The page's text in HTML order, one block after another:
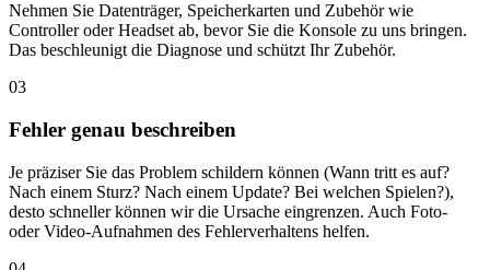
Nehmen Sie Datenträger, Speicherkarten und Zubehör wie
Controller oder Headset ab, bevor Sie die Konsole zu uns bringen.
Das beschleunigt die Diagnose und schützt Ihr Zubehör.
03
Fehler genau beschreiben
Je präziser Sie das Problem schildern können (Wann tritt es auf?
Nach einem Sturz? Nach einem Update? Bei welchen Spielen?),
desto schneller können wir die Ursache eingrenzen. Auch Foto-
oder Video-Aufnahmen des Fehlerverhaltens helfen.